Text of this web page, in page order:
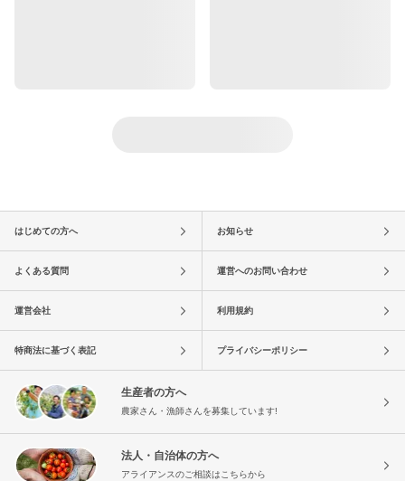
はじめての方へ お知らせ
よくある質問 運営へのお問い合わせ
運営会社 利用規約
特商法に基づく表記 プライバシーポリシー
生産者の方へ
農家さん・漁師さんを募集しています!
法人・自治体の方へ
アライアンスのご相談はこちらから